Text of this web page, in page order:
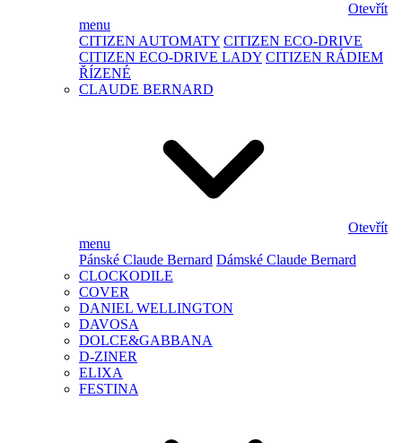
Otevřít
menu
CITIZEN AUTOMATY CITIZEN ECO-DRIVE
CITIZEN ECO-DRIVE LADY CITIZEN RÁDIEM
ŘÍZENÉ
CLAUDE BERNARD
Otevřít
menu
Pánské Claude Bernard Dámské Claude Bernard
CLOCKODILE
COVER
DANIEL WELLINGTON
DAVOSA
DOLCE&GABBANA
D-ZINER
ELIXA
FESTINA